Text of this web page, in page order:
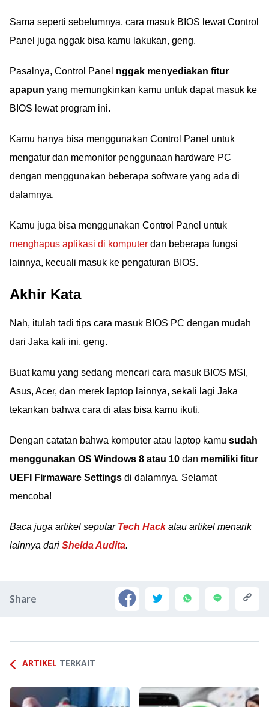
Sama seperti sebelumnya, cara masuk BIOS lewat Control
Panel juga nggak bisa kamu lakukan, geng.
Pasalnya, Control Panel nggak menyediakan fitur
apapun yang memungkinkan kamu untuk dapat masuk ke
BIOS lewat program ini.
Kamu hanya bisa menggunakan Control Panel untuk
mengatur dan memonitor penggunaan hardware PC
dengan menggunakan beberapa software yang ada di
dalamnya.
Kamu juga bisa menggunakan Control Panel untuk
menghapus aplikasi di komputer dan beberapa fungsi
lainnya, kecuali masuk ke pengaturan BIOS.
Akhir Kata
Nah, itulah tadi tips cara masuk BIOS PC dengan mudah
dari Jaka kali ini, geng.
Buat kamu yang sedang mencari cara masuk BIOS MSI,
Asus, Acer, dan merek laptop lainnya, sekali lagi Jaka
tekankan bahwa cara di atas bisa kamu ikuti.
Dengan catatan bahwa komputer atau laptop kamu sudah
menggunakan OS Windows 8 atau 10 dan memiliki fitur
UEFI Firmaware Settings di dalamnya. Selamat
mencoba!
Baca juga artikel seputar Tech Hackatau artikel menarik
lainnya dari Shelda Audita.
Share
ARTIKEL TERKAIT